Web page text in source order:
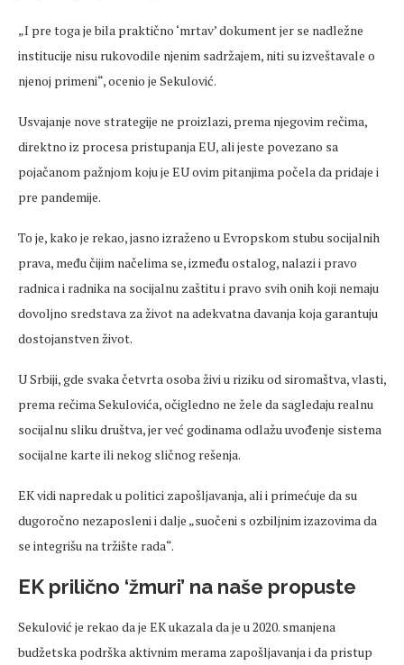
„I pre toga je bila praktično ‘mrtav’ dokument jer se nadležne
institucije nisu rukovodile njenim sadržajem, niti su izveštavale o
njenoj primeni“, ocenio je Sekulović.
Usvajanje nove strategije ne proizlazi, prema njegovim rečima,
direktno iz procesa pristupanja EU, ali jeste povezano sa
pojačanom pažnjom koju je EU ovim pitanjima počela da pridaje i
pre pandemije.
To je, kako je rekao, jasno izraženo u Evropskom stubu socijalnih
prava, među čijim načelima se, između ostalog, nalazi i pravo
radnica i radnika na socijalnu zaštitu i pravo svih onih koji nemaju
dovoljno sredstava za život na adekvatna davanja koja garantuju
dostojanstven život.
U Srbiji, gde svaka četvrta osoba živi u riziku od siromaštva, vlasti,
prema rečima Sekulovića, očigledno ne žele da sagledaju realnu
socijalnu sliku društva, jer već godinama odlažu uvođenje sistema
socijalne karte ili nekog sličnog rešenja.
EK vidi napredak u politici zapošljavanja, ali i primećuje da su
dugoročno nezaposleni i dalje „suočeni s ozbiljnim izazovima da
se integrišu na tržište rada“.
EK prilično ‘žmuri’ na naše propuste
Sekulović je rekao da je EK ukazala da je u 2020. smanjena
budžetska podrška aktivnim merama zapošljavanja i da pristup